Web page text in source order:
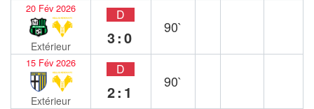
20 Fév 2026
Extérieur
D
3:0
90`
15 Fév 2026
Extérieur
D
2:1
90`